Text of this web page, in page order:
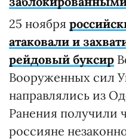
25 ноября
атаковали и
рейдовый буксир
Вооруженных сил
направлялись из
Ранения получили
россияне